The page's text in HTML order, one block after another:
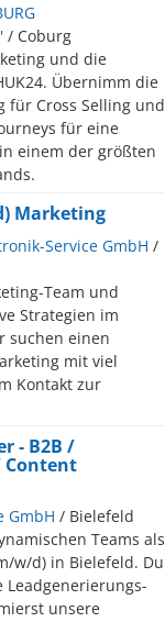
/ Coburg
und die
Übernimm die
für Cross Selling und
für eine
einem der größten
Marketing
Service GmbH /
Team und
Strategien im
suchen einen
mit viel
Kontakt zur
- B2B /
Content
GmbH / Bielefeld
Teams als
w/d) in Bielefeld. Du
unsere